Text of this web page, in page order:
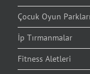
Çocuk Oyun Parkları
İp Tırmanmalar
Fitness Aletleri